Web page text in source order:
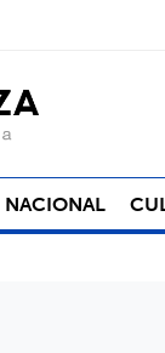
NACIONAL